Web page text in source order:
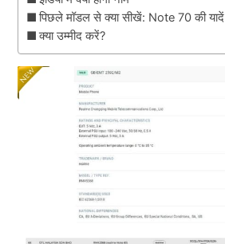
पिछले मॉडल से क्या सीखें: Note 70 की यादें
क्या उम्मीद करें?